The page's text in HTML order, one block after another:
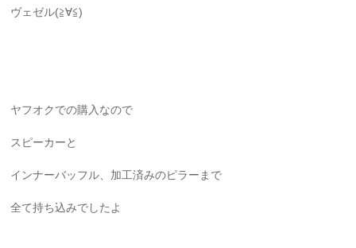
ヴェゼル(≧∀≦)
ヤフオクでの購入なので
スピーカーと
インナーバッフル、加工済みのピラーまで
全て持ち込みでしたよ